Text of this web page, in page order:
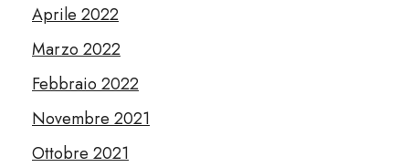
Aprile 2022
Marzo 2022
Febbraio 2022
Novembre 2021
Ottobre 2021